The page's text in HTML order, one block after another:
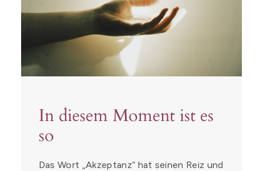
In diesem Moment ist es
so
Das Wort „Akzeptanz“ hat seinen Reiz und